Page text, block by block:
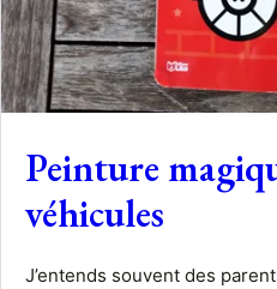
Peinture
véhicules
J’entends souvent des